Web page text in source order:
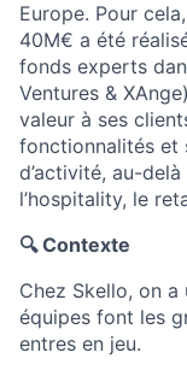
Europe. Pour
40M€ a été
fonds experts
Ventures &
valeur à ses
fonctionnalités et
d’activité, au-
l’hospitality, le
🔍 Contexte
Chez Skello, on
équipes font les
entres en jeu.